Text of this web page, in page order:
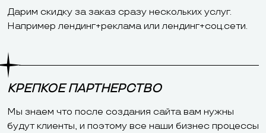
Дарим скидку за заказ сразу нескольких услуг.
Например лендинг+реклама или лендинг+соц.сети.
КРЕПКОЕ ПАРТНЕРСТВО
Мы знаем что после создания сайта вам нужны
будут клиенты, и поэтому все наши бизнес процессы